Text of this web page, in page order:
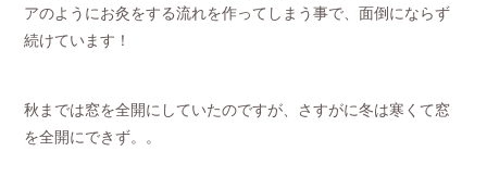
アのようにお灸をする流れを作ってしまう事で、面倒にならず
続けています！
秋までは窓を全開にしていたのですが、さすがに冬は寒くて窓
を全開にできず。。